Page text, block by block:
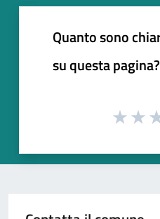
Quanto sono
su questa pagina?